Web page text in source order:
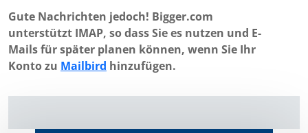
Gute Nachrichten jedoch! Bigger.com
unterstützt IMAP, so dass Sie es nutzen und E-
Mails für später planen können, wenn Sie Ihr
Konto zu Mailbird hinzufügen.